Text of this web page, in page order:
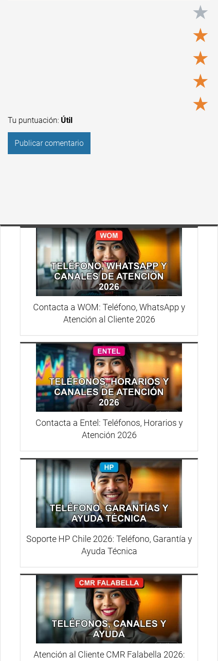
★
★
★
★
★
Tu puntuación: Útil
Contacta a WOM: Teléfono, WhatsApp y
Atención al Cliente 2026
Contacta a Entel: Teléfonos, Horarios y
Atención 2026
Soporte HP Chile 2026: Teléfono, Garantía y
Ayuda Técnica
Atención al Cliente CMR Falabella 2026: